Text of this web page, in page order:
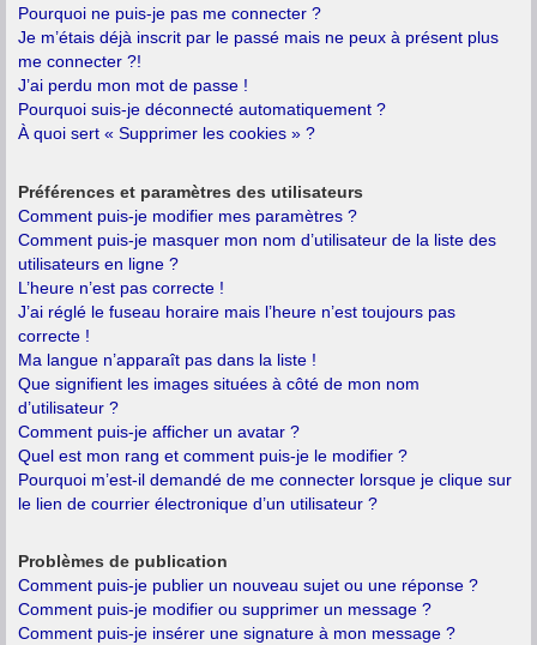
Pourquoi ne puis-je pas me connecter ?
Je m’étais déjà inscrit par le passé mais ne peux à présent plus
me connecter ?!
J’ai perdu mon mot de passe !
Pourquoi suis-je déconnecté automatiquement ?
À quoi sert « Supprimer les cookies » ?
Préférences et paramètres des utilisateurs
Comment puis-je modifier mes paramètres ?
Comment puis-je masquer mon nom d’utilisateur de la liste des
utilisateurs en ligne ?
L’heure n’est pas correcte !
J’ai réglé le fuseau horaire mais l’heure n’est toujours pas
correcte !
Ma langue n’apparaît pas dans la liste !
Que signifient les images situées à côté de mon nom
d’utilisateur ?
Comment puis-je afficher un avatar ?
Quel est mon rang et comment puis-je le modifier ?
Pourquoi m’est-il demandé de me connecter lorsque je clique sur
le lien de courrier électronique d’un utilisateur ?
Problèmes de publication
Comment puis-je publier un nouveau sujet ou une réponse ?
Comment puis-je modifier ou supprimer un message ?
Comment puis-je insérer une signature à mon message ?